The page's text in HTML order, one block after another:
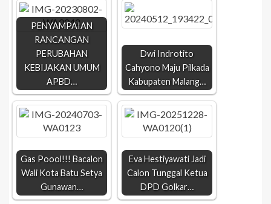
PENYAMPAIAN
RANCANGAN
PERUBAHAN
KEBIJAKAN UMUM
APBD…
Dwi Indrotito
Cahyono Maju Pilkada
Kabupaten Malang…
Gas Poool!!! Bacalon
Wali Kota Batu Setya
Gunawan…
Eva Hestiyawati Jadi
Calon Tunggal Ketua
DPD Golkar…